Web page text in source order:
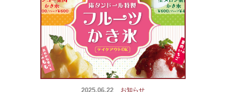
2025.06.22 お知らせ